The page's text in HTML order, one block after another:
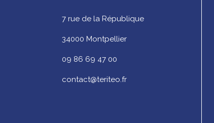
7 rue de la République
34000 Montpellier
09 86 69 47 00
contact@teriteo.fr